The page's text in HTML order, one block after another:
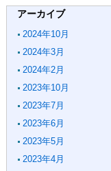
アーカイブ
2024年10月
2024年3月
2024年2月
2023年10月
2023年7月
2023年6月
2023年5月
2023年4月